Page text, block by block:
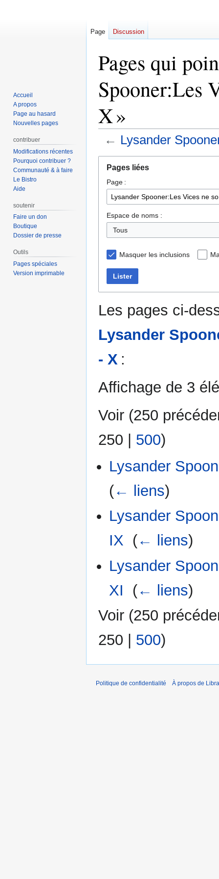
Pages qui
Spooner:Les
X »
← Lysander
navigation
recherche
Pages liées
Page :
Espace de noms :
Tous
Masquer les inclusions
Lister
Les pages ci-
Lysander
- X :
Affichage de 3
Voir (250
250 | 500)
Lysander
(← liens)
Lysander
IX (← liens)
Lysander
XI
(← liens)
Voir (250
250
500)
Page Discussion
Accueil
A propos
Page au hasard
Nouvelles pages
contribuer
Modifications récentes
Pourquoi contribuer ?
Communauté & à faire
Le Bistro
Aide
soutenir
Faire un don
Boutique
Dossier de presse
Outils
Pages spéciales
Version imprimable
Politique de confidentialité À propos de